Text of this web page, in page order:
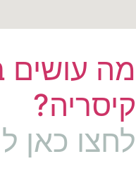
מה עושים
קיסריה?
לחצו כאן